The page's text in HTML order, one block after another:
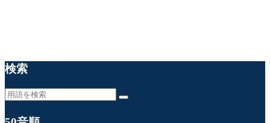
検索